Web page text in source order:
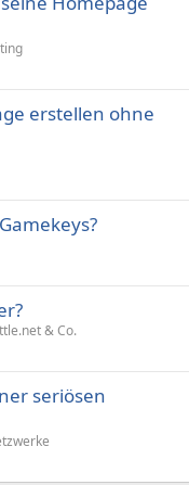
erstellen ohne
& Co.
seriösen